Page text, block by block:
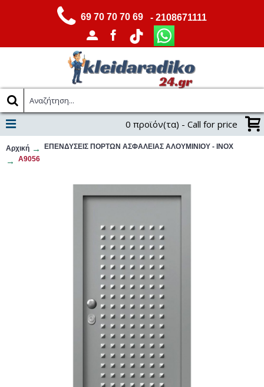
69 70 70 70 69 - 2108671111
0 προϊόν(τα) - Call for price
Αρχική
ΕΠΕΝΔΥΣΕΙΣ ΠΟΡΤΩΝ ΑΣΦΑΛΕΙΑΣ ΑΛΟΥΜΙΝΙΟΥ - INOX​
A9056